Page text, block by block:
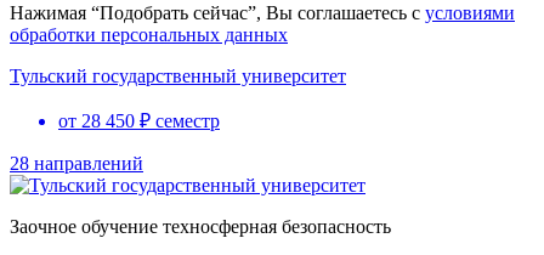
Нажимая “Подобрать сейчас”, Вы соглашаетесь с условиями
обработки персональных данных
Тульский государственный университет
от 28 450 ₽ семестр
28 направлений
Заочное обучение техносферная безопасность